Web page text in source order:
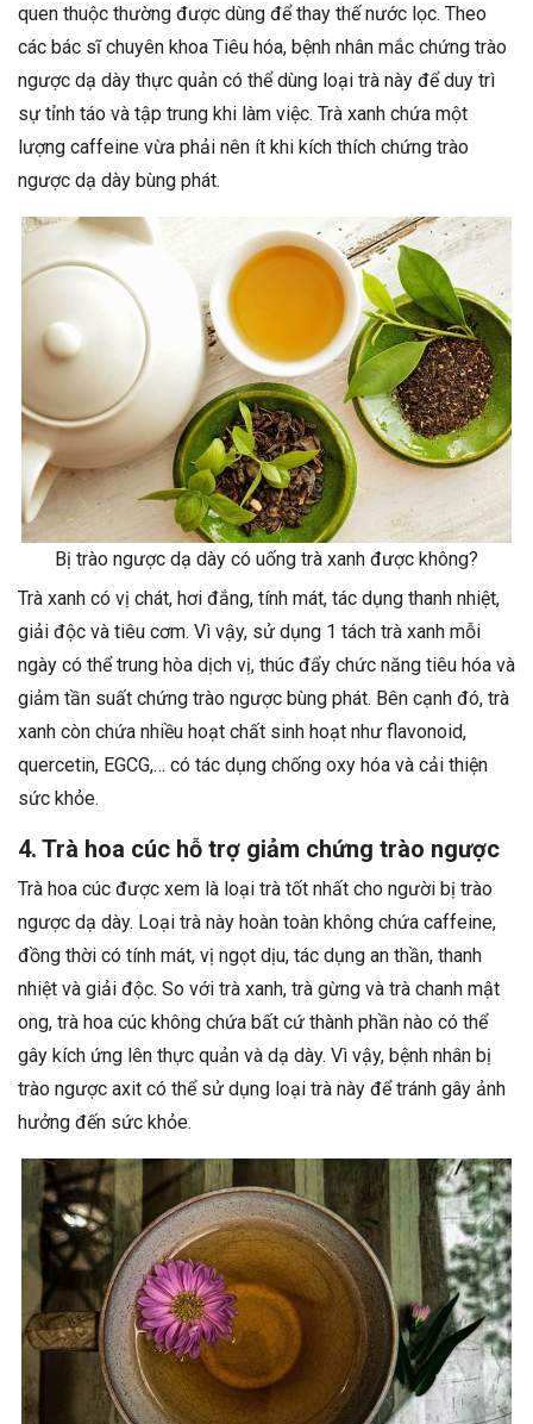
quen thuộc thường được dùng để thay thế nước lọc. Theo
các bác sĩ chuyên khoa Tiêu hóa, bệnh nhân mắc chứng trào
ngược dạ dày thực quản có thể dùng loại trà này để duy trì
sự tỉnh táo và tập trung khi làm việc. Trà xanh chứa một
lượng caffeine vừa phải nên ít khi kích thích chứng trào
ngược dạ dày bùng phát.
Bị trào ngược dạ dày có uống trà xanh được không?
Trà xanh có vị chát, hơi đắng, tính mát, tác dụng thanh nhiệt,
giải độc và tiêu cơm. Vì vậy, sử dụng 1 tách trà xanh mỗi
ngày có thể trung hòa dịch vị, thúc đẩy chức năng tiêu hóa và
giảm tần suất chứng trào ngược bùng phát. Bên cạnh đó, trà
xanh còn chứa nhiều hoạt chất sinh hoạt như flavonoid,
quercetin, EGCG,… có tác dụng chống oxy hóa và cải thiện
sức khỏe.
4. Trà hoa cúc hỗ trợ giảm chứng trào ngược
Trà hoa cúc được xem là loại trà tốt nhất cho người bị trào
ngược dạ dày. Loại trà này hoàn toàn không chứa caffeine,
đồng thời có tính mát, vị ngọt dịu, tác dụng an thần, thanh
nhiệt và giải độc. So với trà xanh, trà gừng và trà chanh mật
ong, trà hoa cúc không chứa bất cứ thành phần nào có thể
gây kích ứng lên thực quản và dạ dày. Vì vậy, bệnh nhân bị
trào ngược axit có thể sử dụng loại trà này để tránh gây ảnh
hưởng đến sức khỏe.